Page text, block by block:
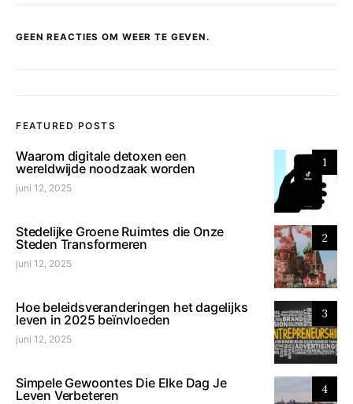
GEEN REACTIES OM WEER TE GEVEN.
FEATURED POSTS
1
Waarom digitale detoxen een
wereldwijde noodzaak worden
juni 12, 2025
2
Stedelijke Groene Ruimtes die Onze
Steden Transformeren
juni 12, 2025
3
Hoe beleidsveranderingen het dagelijks
leven in 2025 beïnvloeden
juni 12, 2025
4
Simpele Gewoontes Die Elke Dag Je
Leven Verbeteren